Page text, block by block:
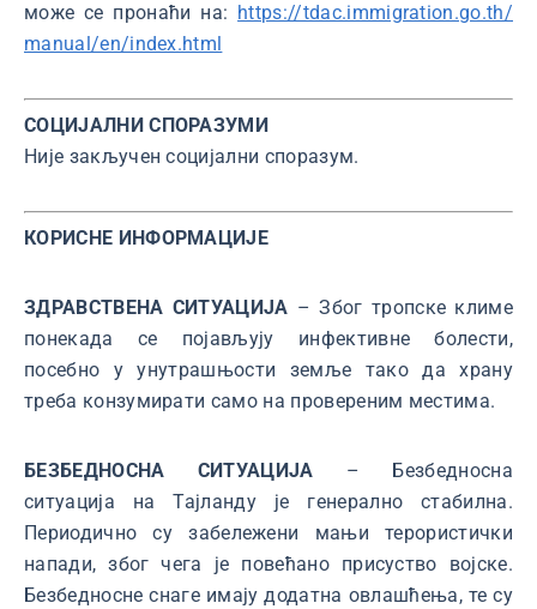
може се пронаћи на: https://tdac.immigration.go.th/
manual/en/index.html
СОЦИЈАЛНИ СПОРАЗУМИ
Није закључен социјални споразум.
КОРИСНЕ ИНФОРМАЦИЈЕ
ЗДРАВСТВЕНА СИТУАЦИЈА – Због тропске климе
понекада се појављују инфективне болести,
посебно у унутрашњости земље тако да храну
треба конзумирати само на провереним местима.
БЕЗБЕДНОСНА СИТУАЦИЈА – Безбедносна
ситуација на Тајланду је генерално стабилна.
Периодично су забележени мањи терористички
напади, због чега је повећано присуство војске.
Безбедносне снаге имају додатна овлашћења, те су